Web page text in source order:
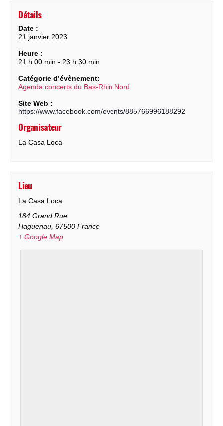
Détails
Date :
21 janvier 2023
Heure :
21 h 00 min - 23 h 30 min
Catégorie d’évènement:
Agenda concerts du Bas-Rhin Nord
Site Web :
https://www.facebook.com/events/885766996188292
Organisateur
La Casa Loca
Lieu
La Casa Loca
184 Grand Rue
Haguenau 67500 France
+ Google Map